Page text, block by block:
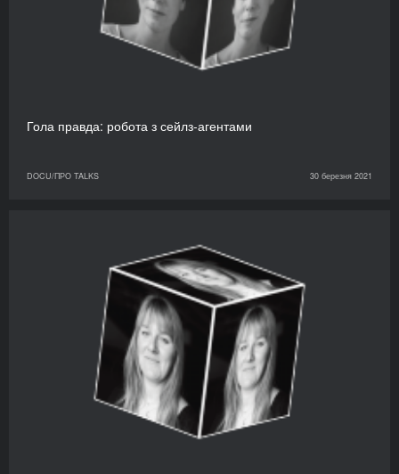
Гола правда: робота з сейлз-агентами
DOCU/ПРО TALKS 30 березня 2021